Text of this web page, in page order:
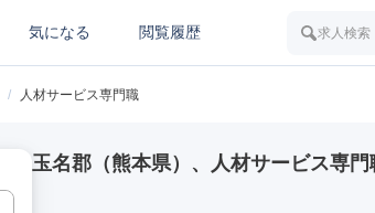
気になる 閲覧履歴 求人検索
/ 人材サービス専門職
玉名郡（熊本県）、人材サービス専